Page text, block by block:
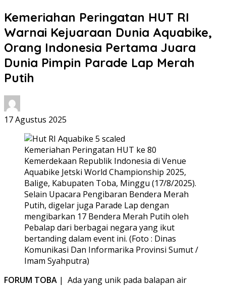
Kemeriahan Peringatan HUT RI
Warnai Kejuaraan Dunia Aquabike,
Orang Indonesia Pertama Juara
Dunia Pimpin Parade Lap Merah
Putih
17 Agustus 2025
Kemeriahan Peringatan HUT ke 80
Kemerdekaan Republik Indonesia di Venue
Aquabike Jetski World Championship 2025,
Balige, Kabupaten Toba, Minggu (17/8/2025).
Selain Upacara Pengibaran Bendera Merah
Putih, digelar juga Parade Lap dengan
mengibarkan 17 Bendera Merah Putih oleh
Pebalap dari berbagai negara yang ikut
bertanding dalam event ini. (Foto : Dinas
Komunikasi Dan Informarika Provinsi Sumut /
Imam Syahputra)
FORUM TOBA | Ada yang unik pada balapan air